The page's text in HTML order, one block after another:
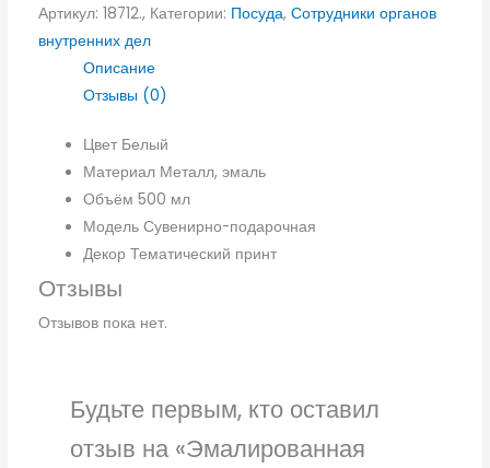
Артикул: 18712., Категории: Посуда, Сотрудники органов
внутренних дел
Описание
Отзывы (0)
Цвет Белый
Материал Металл, эмаль
Объём 500 мл
Модель Сувенирно-подарочная
Декор Тематический принт
Отзывы
Отзывов пока нет.
Будьте первым, кто оставил
отзыв на «Эмалированная